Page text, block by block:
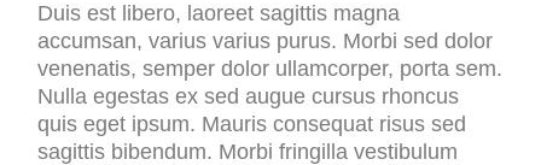
Duis est libero, laoreet sagittis magna
accumsan, varius varius purus. Morbi sed dolor
venenatis, semper dolor ullamcorper, porta sem.
Nulla egestas ex sed augue cursus rhoncus
quis eget ipsum. Mauris consequat risus sed
sagittis bibendum. Morbi fringilla vestibulum